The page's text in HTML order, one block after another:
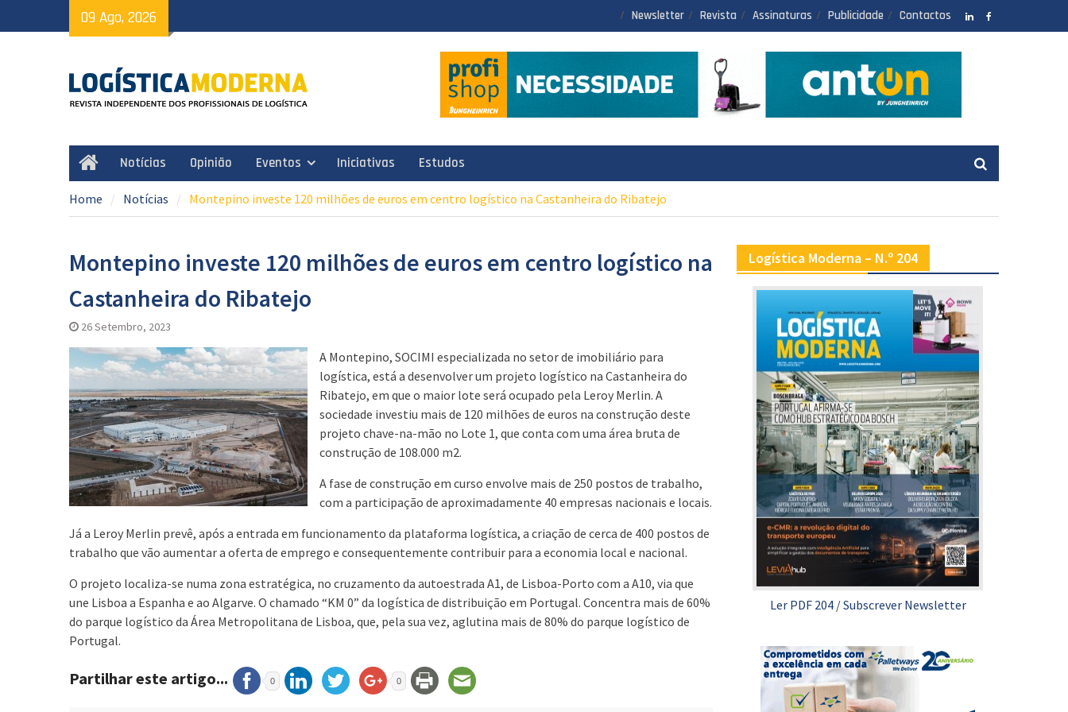
to
09 Ago, 2026 Newsletter Revista Assinaturas Publicidade Contactos
HomeNotícias Opinião Eventos Iniciativas Estudos
Home Notícias Montepino investe 120 milhões de euros em centro logístico na Castanheira do Ribatejo
Montepino investe 120 milhões de euros em centro logístico na
Castanheira do Ribatejo
26 Setembro, 2023
A Montepino, SOCIMI especializada no setor de imobiliário para
logística, está a desenvolver um projeto logístico na Castanheira do
Ribatejo, em que o maior lote será ocupado pela Leroy Merlin. A
sociedade investiu mais de 120 milhões de euros na construção deste
projeto chave-na-mão no Lote 1, que conta com uma área bruta de
construção de 108.000 m2.
A fase de construção em curso envolve mais de 250 postos de trabalho,
com a participação de aproximadamente 40 empresas nacionais e locais.
Já a Leroy Merlin prevê, após a entrada em funcionamento da plataforma logística, a criação de cerca de 400 postos de
trabalho que vão aumentar a oferta de emprego e consequentemente contribuir para a economia local e nacional.
O projeto localiza-se numa zona estratégica, no cruzamento da autoestrada A1, de Lisboa-Porto com a A10, via que
une Lisboa a Espanha e ao Algarve. O chamado “KM 0” da logística de distribuição em Portugal. Concentra mais de 60%
do parque logístico da Área Metropolitana de Lisboa, que, pela sua vez, aglutina mais de 80% do parque logístico de
Portugal.
Partilhar este artigo... 0 0
Logística Moderna – N.º 204
Ler PDF 204/Subscrever Newsletter